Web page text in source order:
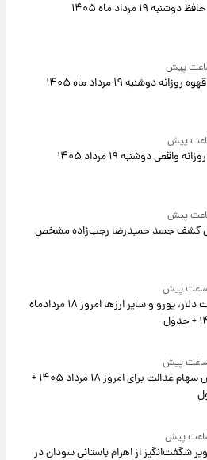
۱۹ مرداد ماه ۱۴۰۵
دوشنبه ۱۹ مرداد ماه ۱۴۰۵
واقعی دوشنبه ۱۹ مرداد ۱۴۰۵
جسد حمیدرضا رجب‌زاده مشخص
قیمت دلار، یورو و سایر ارزها امروز ۱۸ مردادماه
ارزش سهام عدالت برای امروز ۱۸ مرداد ۱۴۰۵ +
شگفت‌انگیز از اهرام باستانی سودان در